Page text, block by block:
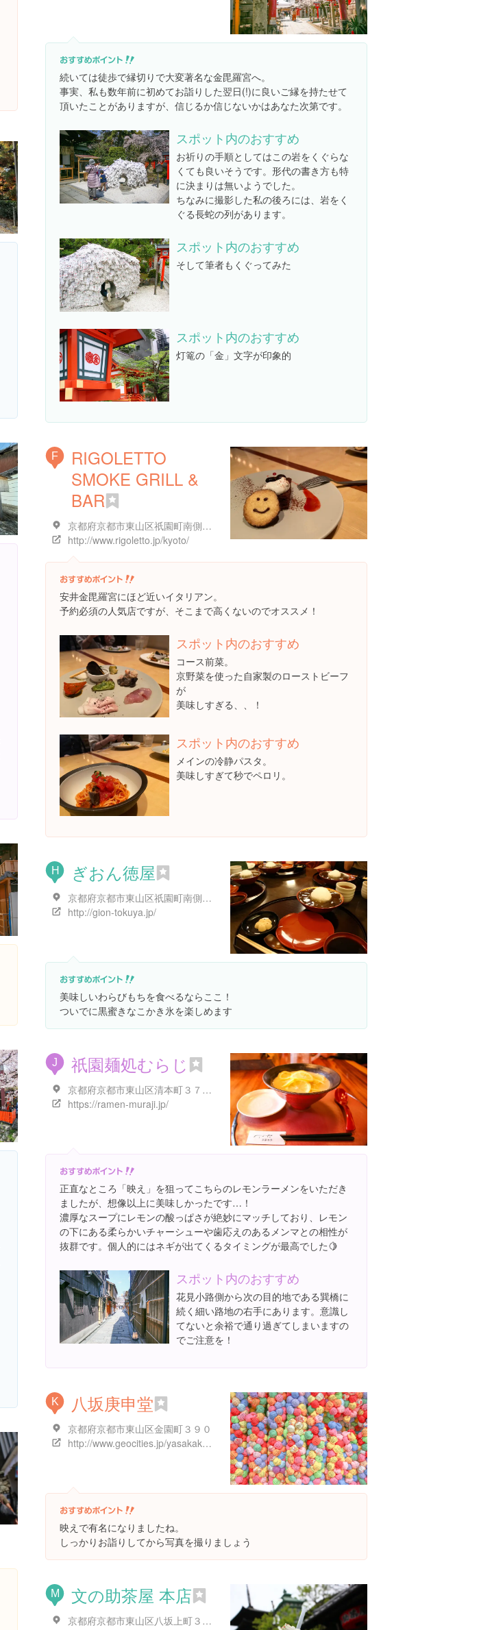
続いては徒歩で縁切りで大変著名な金毘羅宮へ。
事実、私も数年前に初めてお詣りした翌日(!)に良いご縁を持たせて
頂いたことがありますが、信じるか信じないかはあなた次第です。
スポット内のおすすめ
お祈りの手順としてはこの岩をくぐらな
くても良いそうです。形代の書き方も特
に決まりは無いようでした。
ちなみに撮影した私の後ろには、岩をく
ぐる長蛇の列があります。
スポット内のおすすめ
そして筆者もくぐってみた
スポット内のおすすめ
灯篭の「金」文字が印象的
F
RIGOLETTO
SMOKE GRILL &
BAR
京都府京都市東山区祇園町南側５７０-１９２
http://www.rigoletto.jp/kyoto/
安井金毘羅宮にほど近いイタリアン。
予約必須の人気店ですが、そこまで高くないのでオススメ！
スポット内のおすすめ
コース前菜。
京野菜を使った自家製のローストビーフ
が
美味しすぎる、、！
スポット内のおすすめ
メインの冷静パスタ。
美味しすぎて秒でペロリ。
H ぎおん徳屋
京都府京都市東山区祇園町南側570-１２７
http://gion-tokuya.jp/
美味しいわらびもちを食べるならここ！
ついでに黒蜜きなこかき氷を楽しめます
J 祇園麺処むらじ
京都府京都市東山区清本町３７３-３
https://ramen-muraji.jp/
正直なところ「映え」を狙ってこちらのレモンラーメンをいただき
ましたが、想像以上に美味しかったです…！
濃厚なスープにレモンの酸っぱさが絶妙にマッチしており、レモン
の下にある柔らかいチャーシューや歯応えのあるメンマとの相性が
抜群です。個人的にはネギが出てくるタイミングが最高でした🍋
スポット内のおすすめ
花見小路側から次の目的地である巽橋に
続く細い路地の右手にあります。意識し
てないと余裕で通り過ぎてしまいますの
でご注意を！
K 八坂庚申堂
京都府京都市東山区金園町３９０
http://www.geocities.jp/yasakakousinndou/
映えで有名になりましたね。
しっかりお詣りしてから写真を撮りましょう
M 文の助茶屋 本店
京都府京都市東山区八坂上町３７３